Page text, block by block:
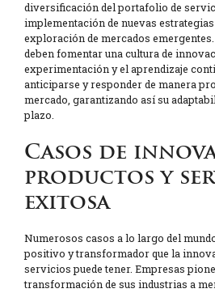
diversificación del portafolio de
implementación de nuevas
exploración de mercados
deben fomentar una cultura de
experimentación y el aprendizaje
anticiparse y responder de manera
mercado, garantizando así su
plazo.
Casos de
productos y
exitosa
Numerosos casos a lo largo del
positivo y transformador que la
servicios puede tener. Empresas
transformación de sus industrias a